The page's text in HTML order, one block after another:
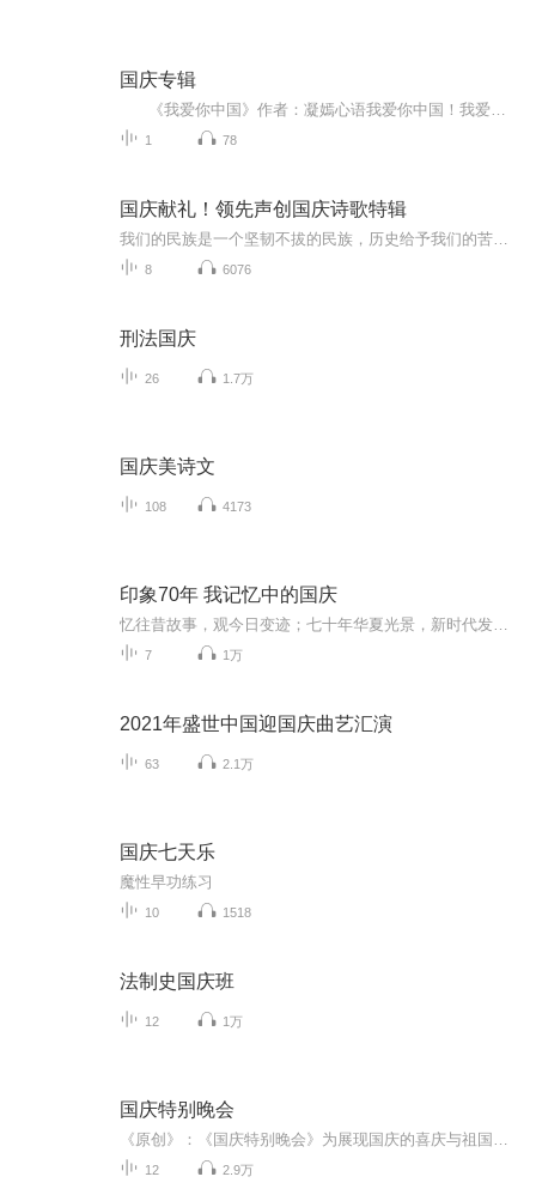
国庆专辑
1 78
国庆献礼！领先声创国庆诗歌特辑
8 6076
刑法国庆
26 1.7万
国庆美诗文
108 4173
印象70年 我记忆中的国庆
7 1万
2021年盛世中国迎国庆曲艺汇演
63 2.1万
国庆七天乐
魔性早功练习
10 1518
法制史国庆班
12 1万
国庆特别晚会
12 2.9万